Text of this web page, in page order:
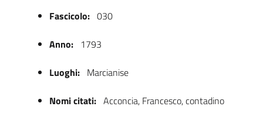
Fascicolo: 030
Anno: 1793
Luoghi: Marcianise
Nomi citati: Acconcia, Francesco, contadino